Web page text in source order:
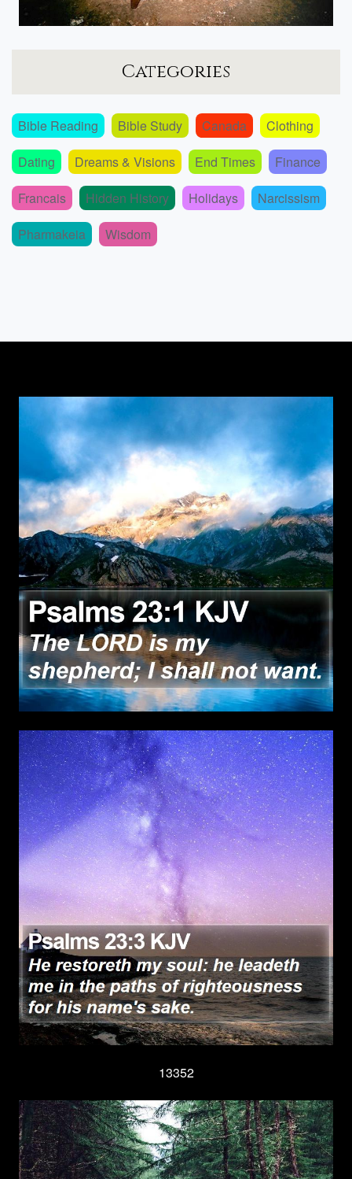
Categories
Bible Reading Bible Study Canada
Clothing
Dating
Dreams & Visions End Times
Finance
Francais
Hidden History Holidays
Narcissism
Pharmakeia
Wisdom
13352